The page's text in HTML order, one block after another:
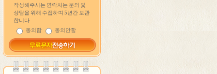
작성해주시는 연락처는 문의 및
상담을 위해 수집하며 5년간 보관
합니다.
동의함
동의안함